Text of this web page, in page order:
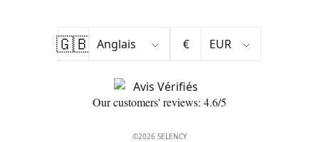
🇬🇧 €
Our customers' reviews: 4.6/5
©2026 SELENCY